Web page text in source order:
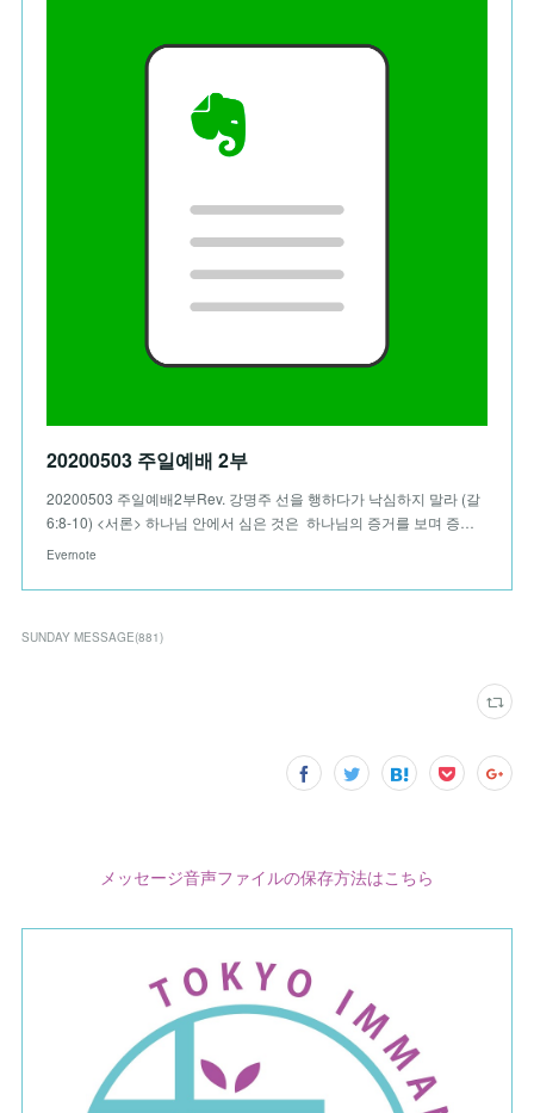
20200503 주일예배 2부
20200503 주일예배2부Rev. 강명주 선을 행하다가 낙심하지 말라 (갈
6:8-10) <서론> 하나님 안에서 심은 것은 하나님의 증거를 보며 증…
Evernote
SUNDAY MESSAGE(881)
メッセージ音声ファイルの保存方法はこちら